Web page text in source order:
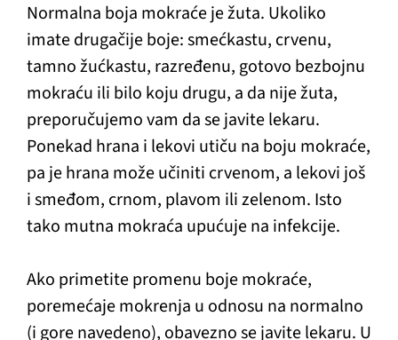
Normalna boja mokraće je žuta. Ukoliko
imate drugačije boje: smećkastu, crvenu,
tamno žućkastu, razređenu, gotovo bezbojnu
mokraću ili bilo koju drugu, a da nije žuta,
preporučujemo vam da se javite lekaru.
Ponekad hrana i lekovi utiču na boju mokraće,
pa je hrana može učiniti crvenom, a lekovi još
i smeđom, crnom, plavom ili zelenom. Isto
tako mutna mokraća upućuje na infekcije.
Ako primetite promenu boje mokraće,
poremećaje mokrenja u odnosu na normalno
(i gore navedeno), obavezno se javite lekaru. U